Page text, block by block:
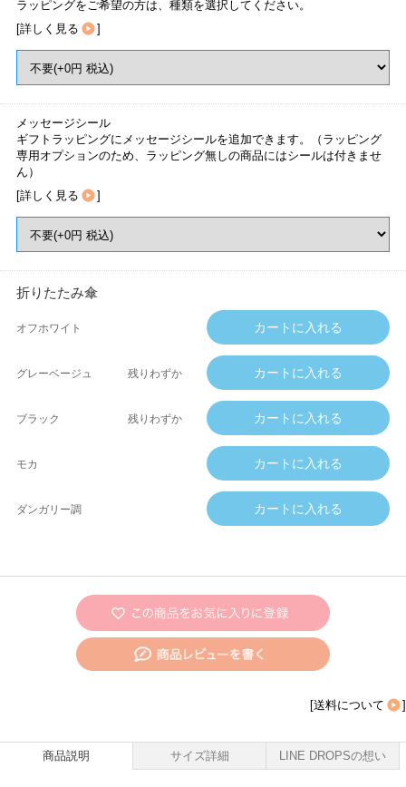
ラッピングをご希望の方は、種類を選択してください。
[詳しく見る ]
メッセージシール
ギフトラッピングにメッセージシールを追加できます。（ラッピング
専用オプションのため、ラッピング無しの商品にはシールは付きませ
ん）
[詳しく見る ]
折りたたみ傘
オフホワイト
グレーベージュ 残りわずか
ブラック 残りわずか
モカ
ダンガリー調
[送料について ]
商品説明 サイズ詳細 LINE DROPSの想い